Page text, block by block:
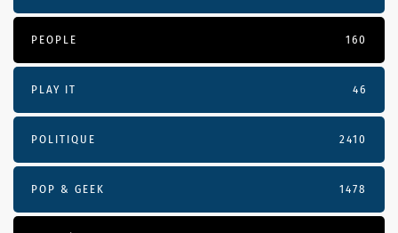
PEOPLE 160
PLAY IT 46
POLITIQUE 2410
POP & GEEK 1478